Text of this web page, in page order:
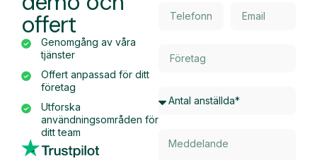
offert
Genomgång av våra
tjänster
Offert anpassad för ditt
företag
Utforska
användningsområden för
ditt team